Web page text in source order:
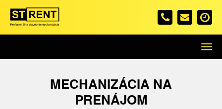
MECHANIZÁCIA NA
PRENÁJOM